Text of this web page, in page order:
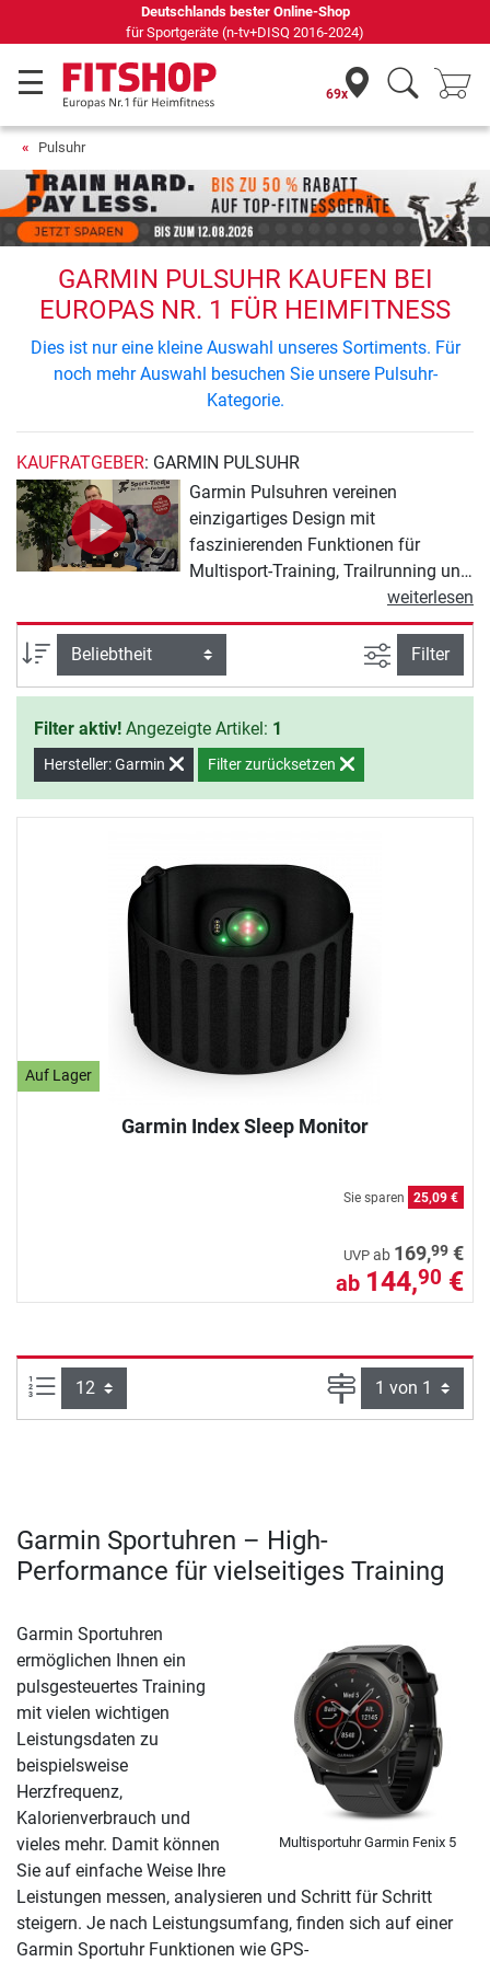
Deutschlands bester Online-Shop
für Sportgeräte (n-tv+DISQ 2016-2024)
69x
Pulsuhr
GARMIN PULSUHR KAUFEN BEI
EUROPAS NR. 1 FÜR HEIMFITNESS
Dies ist nur eine kleine Auswahl unseres Sortiments. Für
noch mehr Auswahl besuchen Sie unsere Pulsuhr-
Kategorie.
KAUFRATGEBER: GARMIN PULSUHR
Garmin Pulsuhren vereinen
einzigartiges Design mit
faszinierenden Funktionen für
Multisport-Training, Trailrunning und
Highlights kommen insbesondere
die Garmin Pulsuhren der fenix-
Familie her, die auch vom Verband
Deutscher Berg- und Skiführer
(VDBS) empfohlen werden.
weiterlesen
Sortierung Ansicht
Filter
Filter aktiv! Angezeigte Artikel: 1
Hersteller: Garmin Filter zurücksetzen
Auf Lager
Garmin Index Sleep Monitor
Sie sparen 25,09 €
UVP ab 169,99 €
ab 144,90 €
Artikel pro Seite: Seite
Garmin Sportuhren – High-
Performance für vielseitiges Training
Multisportuhr Garmin Fenix 5
Garmin Sportuhren
ermöglichen Ihnen ein
pulsgesteuertes Training
mit vielen wichtigen
Leistungsdaten zu
beispielsweise
Herzfrequenz,
Kalorienverbrauch und
vieles mehr. Damit können
Sie auf einfache Weise Ihre
Leistungen messen, analysieren und Schritt für Schritt
steigern. Je nach Leistungsumfang, finden sich auf einer
Garmin Sportuhr Funktionen wie GPS-